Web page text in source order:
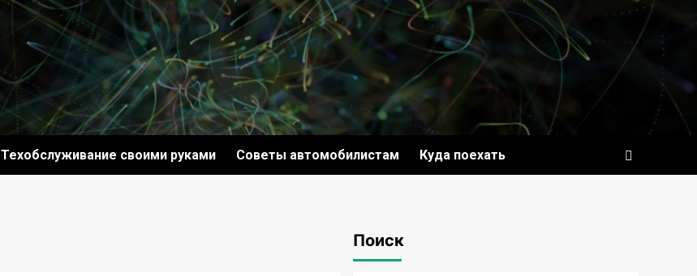
Техобслуживание своими руками Советы автомобилистам Куда поехать
Поиск